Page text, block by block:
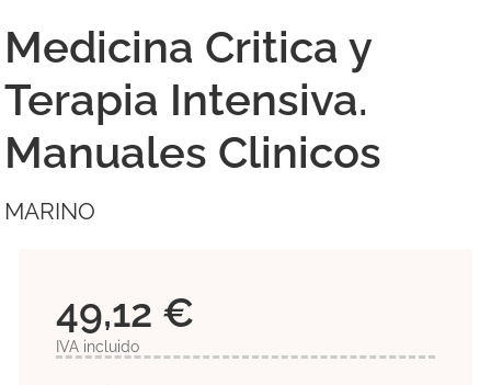
Medicina Critica y
Terapia Intensiva.
Manuales Clinicos
MARINO
49,12 €
IVA incluido